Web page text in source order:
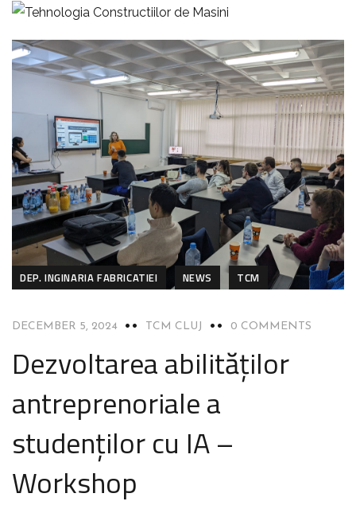
DEP. INGINARIA FABRICATIEI NEWS TCM
DECEMBER 5, 2024 TCM CLUJ 0 COMMENTS
Dezvoltarea abilităților
antreprenoriale a
studenților cu IA –
Workshop